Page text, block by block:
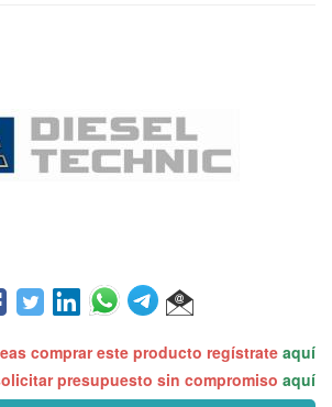
comprar este producto regístrate aquí
presupuesto sin compromiso aquí